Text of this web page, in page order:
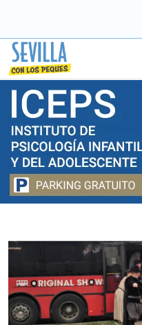
Saltar
contenido